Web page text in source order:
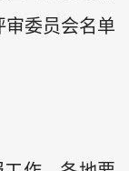
委员会名单